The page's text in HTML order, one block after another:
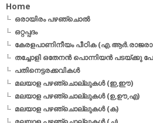
Home
ഒരായിരം പഴഞ്ചൊല്‍
ഒറ്റപ്പദം
കേരളപാണിനീയം പീഠിക
തച്ചോളി ഒതേനൻ പൊന്നിയൻ പടയ്‌ക്കു
പതിനെട്ടരക്കവികള്‍
മലയാള പഴഞ്ചൊല്ലുകള്‍ (ഇ,ഈ)
മലയാള പഴഞ്ചൊല്ലുകള്‍ (ഉ,ഊ,എ)
മലയാള പഴഞ്ചൊല്ലുകള്‍ (ക)